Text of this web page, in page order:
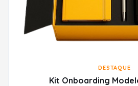
DESTAQUE
Kit Onboarding